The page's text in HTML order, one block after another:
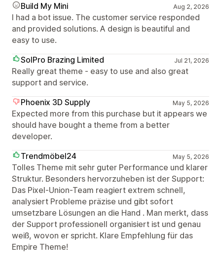
Build My Mini Aug 2, 2026
I had a bot issue. The customer service responded
and provided solutions. A design is beautiful and
easy to use.
SolPro Brazing Limited
Jul 21, 2026
Really great theme - easy to use and also great
support and service.
Phoenix 3D Supply
May 5, 2026
Expected more from this purchase but it appears we
should have bought a theme from a better
developer.
Trendmöbel24
May 5, 2026
Tolles Theme mit sehr guter Performance und klarer
Struktur. Besonders hervorzuheben ist der Support:
Das Pixel-Union-Team reagiert extrem schnell,
analysiert Probleme präzise und gibt sofort
umsetzbare Lösungen an die Hand . Man merkt, dass
der Support professionell organisiert ist und genau
weiß, wovon er spricht. Klare Empfehlung für das
Empire Theme!